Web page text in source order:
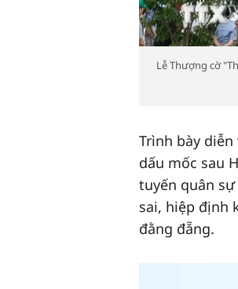
Lễ Thượng cờ
Trình bày
dấu mốc sau
tuyến quân
sai, hiệp định
đằng đẵng.